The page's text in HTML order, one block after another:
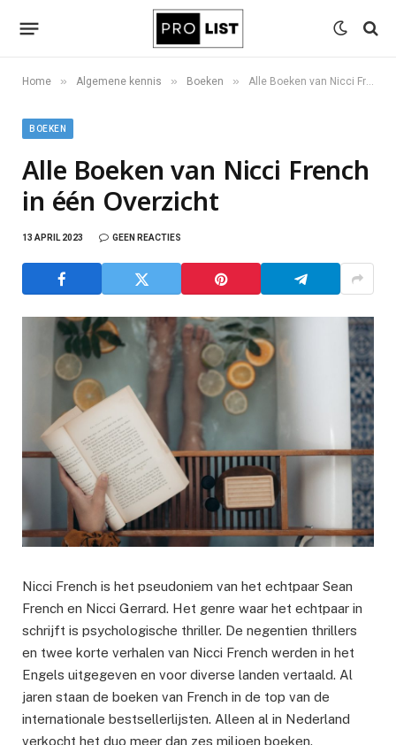
Home » Algemene kennis » Boeken » Alle Boeken van Nicci French in één Overzicht
BOEKEN
Alle Boeken van Nicci French
in één Overzicht
13 APRIL 2023 GEEN REACTIES
Nicci French is het pseudoniem van het echtpaar Sean
French en Nicci Gerrard. Het genre waar het echtpaar in
schrijft is psychologische thriller. De negentien thrillers
en twee korte verhalen van Nicci French werden in het
Engels uitgegeven en voor diverse landen vertaald. Al
jaren staan de boeken van French in de top van de
internationale bestsellerlijsten. Alleen al in Nederland
verkocht het duo meer dan zes miljoen boeken.